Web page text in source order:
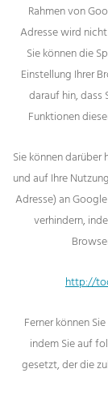
Rahmen von
Adresse wird
Sie können die
Einstellung Ihrer
darauf hin, dass
Funktionen
Sie können darüber
und auf Ihre
Adresse) an
verhindern,
http://
Ferner können
indem Sie auf
gesetzt, der die